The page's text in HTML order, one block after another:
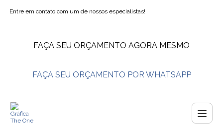
Entre em contato com um de nossos especialistas!
FAÇA SEU ORÇAMENTO AGORA MESMO
FAÇA SEU ORÇAMENTO POR WHATSAPP